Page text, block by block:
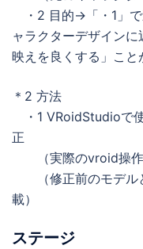
・2 目的→「・1」で
ャラクターデザイン
映えを良くする」こと
＊2 方法
・1 VRoidStudioで
正
（実際のvroid操作
（修正前のモデル
載）
ステージ